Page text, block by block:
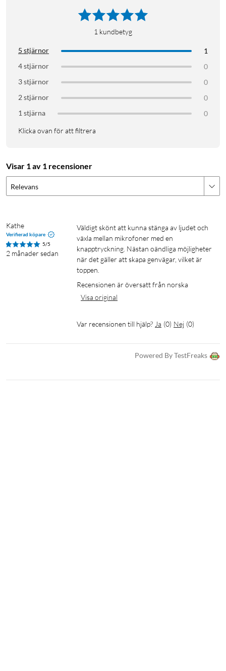
1 kundbetyg
5 stjärnor
1
4 stjärnor
0
3 stjärnor
0
2 stjärnor
0
1 stjärna
0
Klicka ovan för att filtrera
Visar 1 av 1 recensioner
Relevans
Kathe
Verifierad köpare
5/5
2 månader sedan
Väldigt skönt att kunna stänga av ljudet och
växla mellan mikrofoner med en
knapptryckning. Nästan oändliga möjligheter
när det gäller att skapa genvägar, vilket är
toppen.
Recensionen är översatt från norska
Visa original
Var recensionen till hjälp? Ja (0) Nej (0)
Powered By TestFreaks